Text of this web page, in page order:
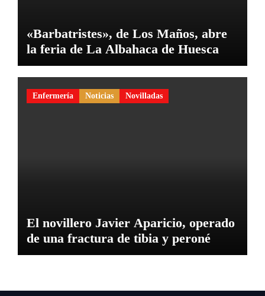
«Barbatristes», de Los Maños, abre
la feria de La Albahaca de Huesca
Enfermería Noticias Novilladas
El novillero Javier Aparicio, operado
de una fractura de tibia y peroné